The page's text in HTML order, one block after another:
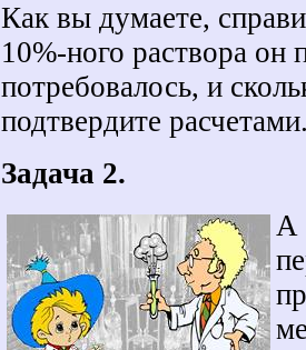
Как вы думаете,
10%-ного раствора он
потребовалось, и
подтвердите
Задача 2.
А